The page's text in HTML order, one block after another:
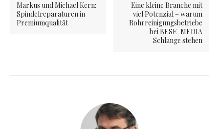
Markus und Michael Kern:
Spindelreparaturen in
Premiumqualität
Eine kleine Branche mit
viel Potenzial – warum
Rohrreinigungsbetriebe
bei BESE-MEDIA
Schlange stehen